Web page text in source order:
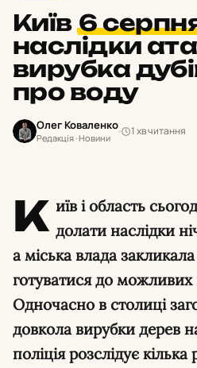
Київ6
наслідки
вирубка
про воду
Олег Коваленко
Редакція · Новини
1 хв читання
К иїв і область
долати наслідки
а міська влада
готуватися до можливих
Одночасно в столиці
довкола вирубки дерев
поліція розслідує